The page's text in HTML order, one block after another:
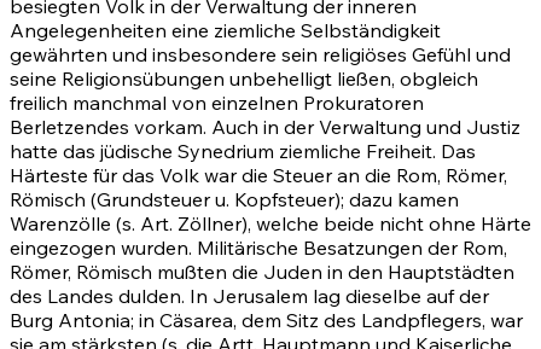
besiegten Volk in der Verwaltung der inneren
Angelegenheiten eine ziemliche Selbständigkeit
gewährten und insbesondere sein religiöses Gefühl und
seine Religionsübungen unbehelligt ließen, obgleich
freilich manchmal von einzelnen Prokuratoren
Berletzendes vorkam. Auch in der Verwaltung und Justiz
hatte das jüdische Synedrium ziemliche Freiheit. Das
Härteste für das Volk war die Steuer an die Rom, Römer,
Römisch (Grundsteuer u. Kopfsteuer); dazu kamen
Warenzölle (s. Art. Zöllner), welche beide nicht ohne Härte
eingezogen wurden. Militärische Besatzungen der Rom,
Römer, Römisch mußten die Juden in den Hauptstädten
des Landes dulden. In Jerusalem lag dieselbe auf der
Burg Antonia; in Cäsarea, dem Sitz des Landpflegers, war